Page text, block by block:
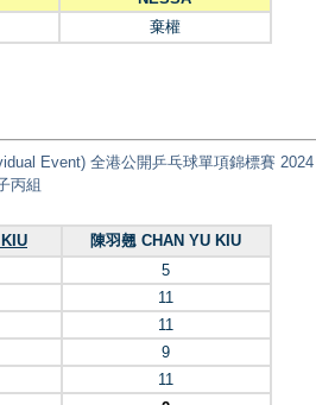
棄權
Event) 全港公開乒乓球單項錦標賽 2024
丙組
陳羽翹 CHAN YU KIU
5
11
11
9
11